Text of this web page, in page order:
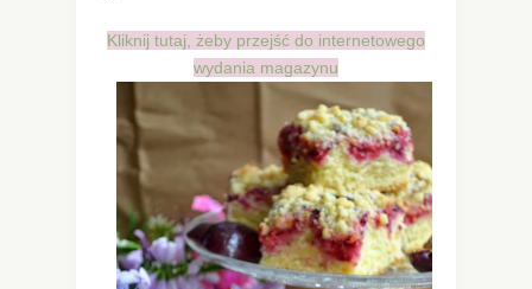
Kliknij tutaj, żeby przejść do internetowego
wydania magazynu